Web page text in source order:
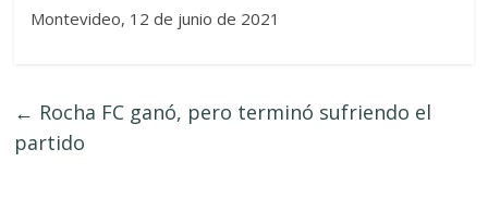
Montevideo, 12 de junio de 2021
← Rocha FC ganó, pero terminó sufriendo el
partido